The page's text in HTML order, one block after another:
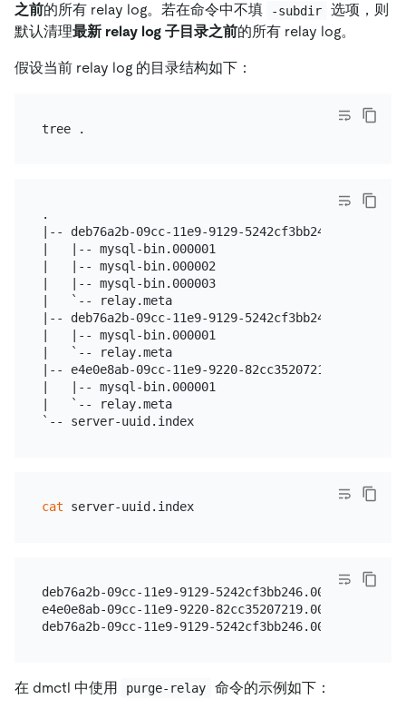
之前的所有 relay log。若在命令中不填 -subdir
选项，则
默认清理最新 relay log 子目录之前的所有 relay log。
假设当前 relay log 的目录结构如下：
.
|-- deb76a2b-09cc-11e9-9129-5242cf3bb246.000001
|   |-- mysql-bin.000001
|   |-- mysql-bin.000002
|   |-- mysql-bin.000003
|   `-- relay.meta
|-- deb76a2b-09cc-11e9-9129-5242cf3bb246.000003
|   |-- mysql-bin.000001
|   `-- relay.meta
|-- e4e0e8ab-09cc-11e9-9220-82cc35207219.000002
|   |-- mysql-bin.000001
|   `-- relay.meta
`-- server-uuid.index
cat server-uuid.index
deb76a2b-09cc-11e9-9129-5242cf3bb246.000001
e4e0e8ab-09cc-11e9-9220-82cc35207219.000002
在 dmctl 中使用 purge-relay 命令的示例如下：